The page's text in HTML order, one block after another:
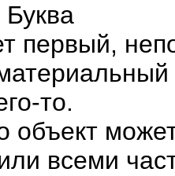
первый,
то.
объект
всеми